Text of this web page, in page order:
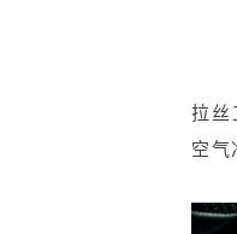
拉丝
空气